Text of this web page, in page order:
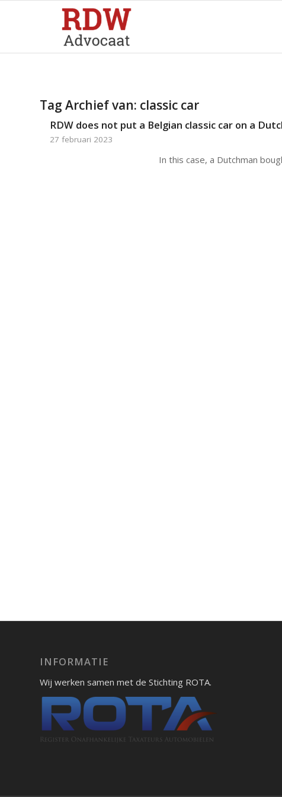
Tag Archief van: classic car
RDW does not put a Belgian classic car on a
27 februari 2023
In this case, a Dutchman
INFORMATIE
Wij werken samen met de Stichting ROTA.